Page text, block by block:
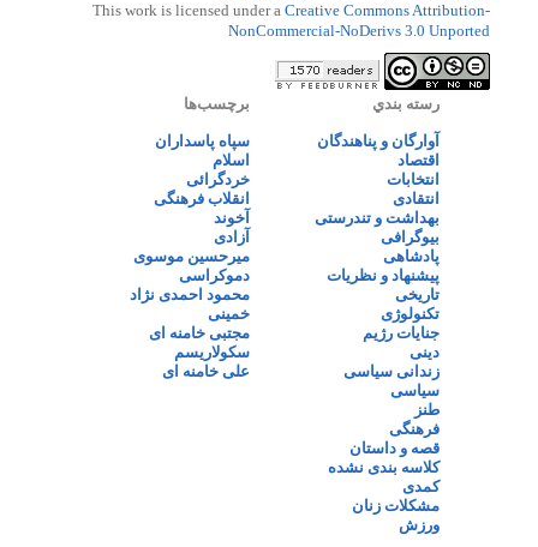
This work is licensed under a Creative Commons Attribution-
NonCommercial-NoDerivs 3.0 Unported
رسته بندي
آوارگان و پناهندگان
اقتصاد
انتخابات
انتقادی
بهداشت و تندرستی
بیوگرافی
پادشاهی
پیشنهاد و نظریات
تاریخی
تکنولوژی
جنایات رژیم
دینی
زندانی سیاسی
سیاسی
طنز
فرهنگی
قصه و داستان
کلاسه بندی نشده
کمدی
مشکلات زنان
ورزش
برچسب‌ها
سپاه پاسداران
اسلام
خردگرائی
انقلاب فرهنگی
آخوند
آزادی
میرحسین موسوی
دموکراسی
محمود احمدی نژاد
خمینی
مجتبی خامنه ای
سکولاریسم
علی خامنه ای